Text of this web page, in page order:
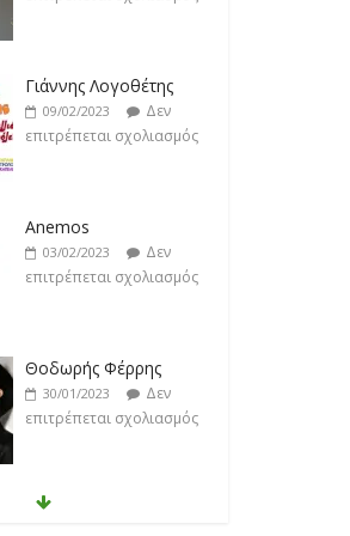
Γιάννης Λογοθέτης
09/02/2023
Δεν
επιτρέπεται σχολιασμός
Anemos
03/02/2023
Δεν
επιτρέπεται σχολιασμός
Θοδωρής Φέρρης
30/01/2023
Δεν
επιτρέπεται σχολιασμός
Νίκος Ζιώγαλας